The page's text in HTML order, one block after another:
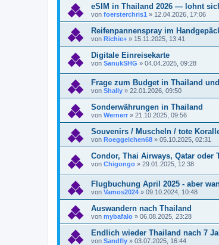
eSIM in Thailand 2026 — lohnt
von foersterchris1 » 12.04.2026, 17:06
Reifenpannenspray im
von Richie+ » 15.11.2025, 13:41
Digitale Einreisekarte
von SanukSHG » 04.04.2025, 09:28
Frage zum Budget in Thailand
von Shally » 22.01.2026, 09:50
Sonderwährungen in Thailand
von Wernerr » 21.10.2025, 09:56
Souvenirs / Muscheln / tote
von Roeggelchen68 » 05.10.2025, 02:31
Condor, Thai Airways, Qatar oder
von Chigongo » 29.01.2025, 12:38
Flugbuchung April 2025 - aber
von Vamos2024 » 09.10.2024, 10:48
Auswandern nach Thailand
von mybafalo » 06.08.2025, 23:28
Endlich wieder Thailand nach 7
von Sandfly » 03.07.2025, 16:44